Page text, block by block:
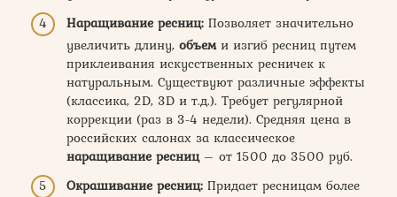
Наращивание ресниц: Позволяет значительно
увеличить длину, объеми изгиб ресниц путем
приклеивания искусственных ресничек к
натуральным. Существуют различные эффекты
(классика, 2D, 3D и т.д.). Требует регулярной
коррекции (раз в 3-4 недели). Средняя цена в
российских салонах за классическое
наращивание ресниц– от 1500 до 3500 руб.
Окрашивание ресниц: Придает ресницам более